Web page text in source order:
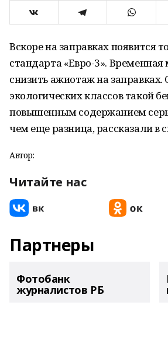
Вскоре на заправках появится
стандарта «Евро-3».
снизить ажиотаж на
экологических классов такой
повышенным содержанием
чем еще разница, рассказали в
Автор:
Читайте нас
Партнеры
Фотобанк
журналистов РБ